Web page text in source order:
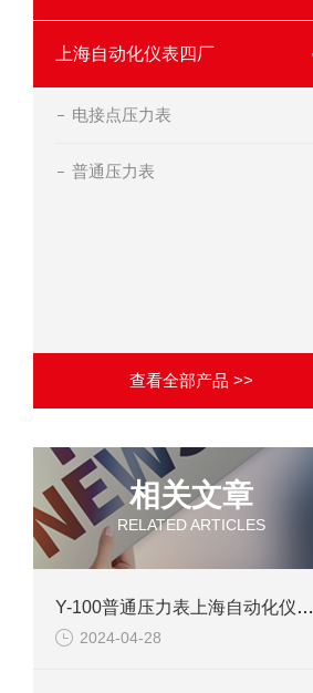
上海自动化仪表四厂
电接点压力表
普通压力表
查看全部产品 >>
相关文章
RELATED ARTICLES
Y-100普通压力表上海自动化仪表四厂产品介绍
2024-04-28